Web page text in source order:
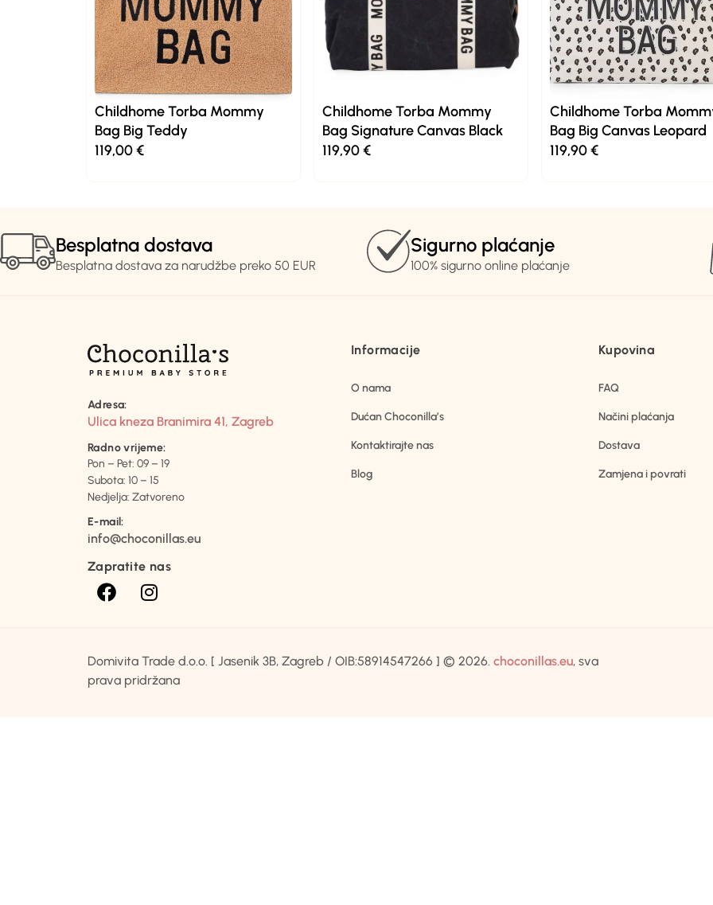
Childhome Torba Mommy
Bag Big Teddy
119,00€
Childhome Torba Mommy
Bag Signature Canvas Black
119,90€
Childhome Torba
Bag Big Canvas Leopard
119,90€
Besplatna dostava
Besplatna dostava za narudžbe preko 50 EUR
Sigurno plaćanje
100% sigurno online plaćanje
Adresa:
Ulica kneza Branimira 41, Zagreb
Radno vrijeme:
Pon – Pet: 09 – 19
Subota: 10 – 15
Nedjelja: Zatvoreno
E-mail:
info@choconillas.eu
Zapratite nas
Informacije
O nama
Dućan Choconilla’s
Kontaktirajte nas
Blog
Kupovina
FAQ
Načini plaćanja
Dostava
Zamjena i povrati
Domivita Trade d.o.o. [ Jasenik 3B, Zagreb / OIB:58914547266 ] © 2026. choconillas.eu, sva
prava pridržana